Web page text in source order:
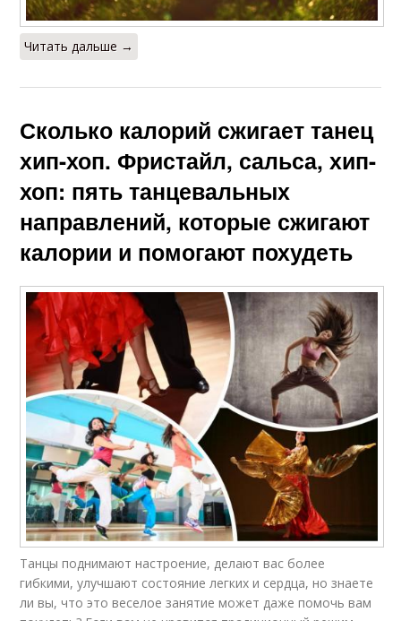
Читать дальше →
Сколько калорий сжигает танец
хип-хоп. Фристайл, сальса, хип-
хоп: пять танцевальных
направлений, которые сжигают
калории и помогают похудеть
Танцы поднимают настроение, делают вас более
гибкими, улучшают состояние легких и сердца, но знаете
ли вы, что это веселое занятие может даже помочь вам